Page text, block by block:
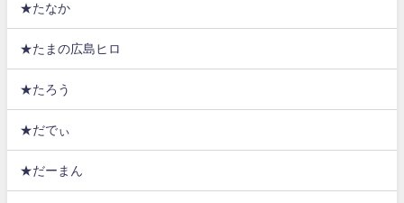
★たなか
★たまの広島ヒロ
★たろう
★だでぃ
★だーまん